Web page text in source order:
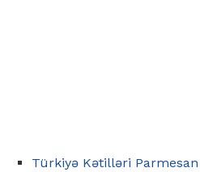
Türkiyə Kətilləri Parmesan